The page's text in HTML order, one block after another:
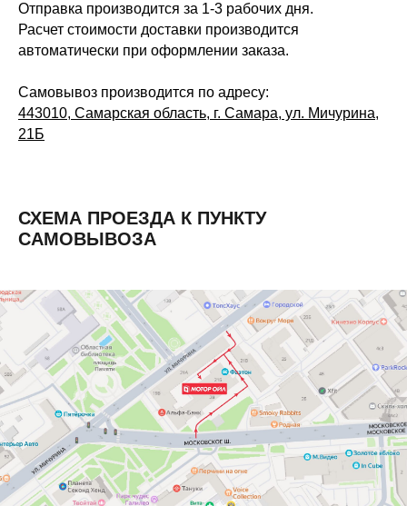
Отправка производится за 1-3 рабочих дня.
Расчет стоимости доставки производится
автоматически при оформлении заказа.
Самовывоз производится по адресу:
443010, Самарская область, г. Самара, ул. Мичурина,
21Б
СХЕМА ПРОЕЗДА К ПУНКТУ
САМОВЫВОЗА